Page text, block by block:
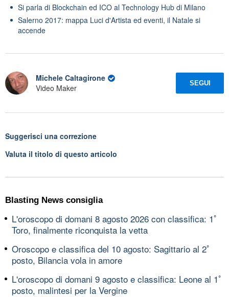
Si parla di Blockchain ed ICO al Technology Hub di Milano
Salerno 2017: mappa Luci d'Artista ed eventi, il Natale si
accende
Michele Caltagirone
Video Maker
SEGUI
Suggerisci una correzione
Valuta il titolo di questo articolo
Blasting News consiglia
L'oroscopo di domani 8 agosto 2026 con classifica: 1ﾟ
Toro, finalmente riconquista la vetta
Oroscopo e classifica del 10 agosto: Sagittario al 2ﾟ
posto, Bilancia vola in amore
L'oroscopo di domani 9 agosto e classifica: Leone al 1ﾟ
posto, malintesi per la Vergine